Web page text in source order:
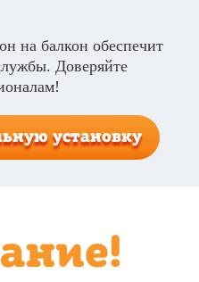
на балкон обеспечит
Доверяйте
установку